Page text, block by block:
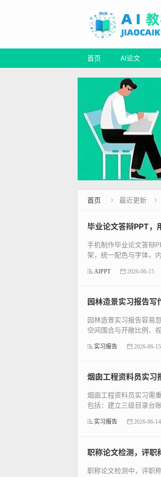
首页 AI论文
首页  最近更新 
毕业论文答辩PPT，
手机制作毕业论文答辩
架，统一配色与字体，
AIPPT 2026-06-15
园林造景实习报告写
园林造景实习报告容易
空间围合与开敞比例、
实习报告 2026-06-15
烟囱工程资料员实习
烟囱工程资料员实习需
包括：建立三级目录台
实习报告 2026-06-14
职称论文检测，评职
职称论文检测中，评职